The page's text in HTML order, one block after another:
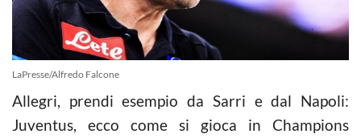
LaPresse/Alfredo Falcone
Allegri, prendi esempio da Sarri e dal Napoli:
Juventus, ecco come si gioca in Champions